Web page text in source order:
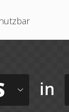
in